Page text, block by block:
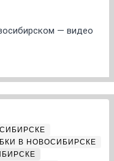
— видео
В НОВОСИБИРСКЕ